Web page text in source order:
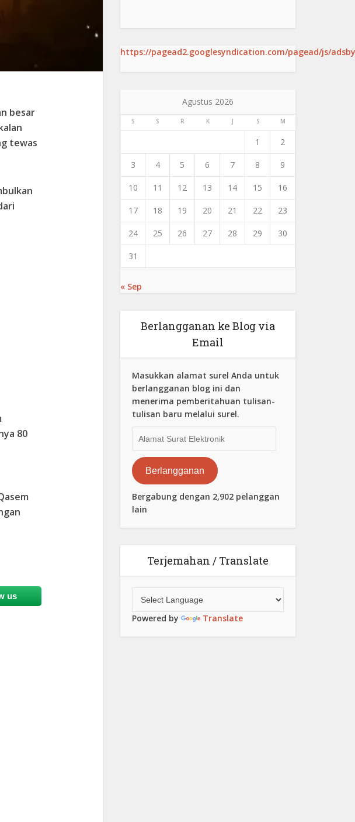
besar
tewas
80
us
https://pagead2.googlesyndication.com/pagead/js/
Agustus 2026
S S R K J S M
1 2
3 4 5 6 7 8 9
10 11 12 13 14 15 16
17 18 19 20 21 22 23
24 25 26 27 28 29 30
31
« Sep
Berlangganan ke Blog via
Email
Masukkan alamat surel Anda untuk
berlangganan blog ini dan
menerima pemberitahuan tulisan-
tulisan baru melalui surel.
Surat
Elektronik
Berlangganan
Bergabung dengan 2,902 pelanggan
lain
Terjemahan / Translate
Powered by Translate